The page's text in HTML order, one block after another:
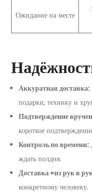
Ожидание на месте
Аккуратная доставка:
подарки, технику и
Подтверждение
короткое
Контроль по времени:
ждать полдня.
Доставка «из рук в
конкретному человеку.